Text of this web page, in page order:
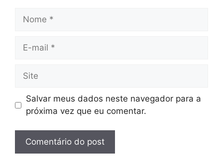
Nome
Site
Salvar meus dados neste navegador para a
próxima vez que eu comentar.